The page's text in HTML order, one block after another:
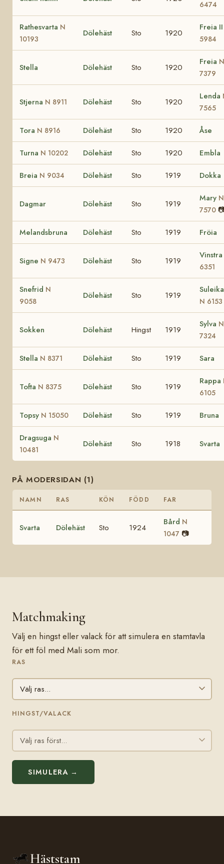
6474
Rathesvarta N
10193
Dölehäst Sto 1920
Freia
5984
Stella Dölehäst Sto 1920
Freia N
7379
Stjerna N 8911 Dölehäst Sto 1920
Lenda
7565
Tora N 8916 Dölehäst Sto 1920 Åse
Turna N 10202 Dölehäst Sto 1920 Embla
Breia N 9034 Dölehäst Sto 1919 Dokka
Dagmar Dölehäst Sto 1919
Mary N
7570
Melandsbruna Dölehäst Sto 1919 Fröia
Signe N 9473 Dölehäst Sto 1919
Vinstra
6351
Snefrid N
9058
Dölehäst Sto 1919
Suleika
N 6153
Sokken Dölehäst Hingst 1919
Sylva N
7324
Stella N 8371 Dölehäst Sto 1919 Sara
Tofta N 8375 Dölehäst Sto 1919
Rappa
6105
Topsy N 15050 Dölehäst Sto 1919 Bruna
Dragsuga N
10481
Dölehäst Sto 1918 Svarta
PÅ MODERSIDAN (1)
NAMN RAS KÖN FÖDD FAR
Svarta Dölehäst Sto 1924
Bård N
1047 📷
Matchmaking
Välj en hingst eller valack för att simulera en stamtavla
för ett föl med Mali som mor.
RAS
HINGST/VALACK
SIMULERA →
Häststam